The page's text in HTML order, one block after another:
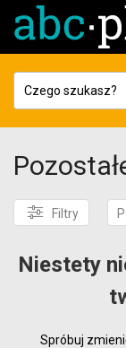
Filtry
Niestety
Spróbuj